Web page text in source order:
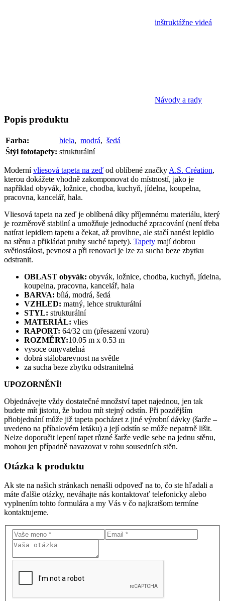
inštruktážne videá
Návody a rady
Popis produktu
Farba: biela, modrá, šedá
Štýl fototapety: strukturální
Modernívliesová tapeta na zeď od oblíbené značky A.S. Création,
kterou dokážete vhodně zakomponovat do místností, jako je
například obyvák, ložnice, chodba, kuchyň, jídelna, koupelna,
pracovna, kancelář, hala.
Vliesová tapeta na zeď je oblíbená díky příjemnému materiálu, který
je rozměrově stabilní a umožňuje jednoduché zpracování (není třeba
natírat lepidlem tapetu a čekat, až provlhne, ale stačí nanést lepidlo
na stěnu a přikládat pruhy suché tapety). Tapety mají dobrou
světlostálost, pevnost a při renovaci je lze za sucha beze zbytku
odstranit.
OBLAST obyvák: obyvák, ložnice, chodba, kuchyň, jídelna,
koupelna, pracovna, kancelář, hala
BARVA: bílá, modrá, šedá
VZHLED: matný, lehce strukturální
STYL: strukturální
MATERIÁL: vlies
RAPORT: 64/32 cm (přesazení vzoru)
ROZMĚRY:10.05 m x 0.53 m
vysoce omyvatelná
dobrá stálobarevnost na světle
za sucha beze zbytku odstranitelná
UPOZORNĚNÍ!
Objednávejte vždy dostatečné množství tapet najednou, jen tak
budete mít jistotu, že budou mít stejný odstín. Při pozdějším
přiobjednání může již tapeta pocházet z jiné výrobní dávky (šarže –
uvedeno na příbalovém letáku) a její odstín se může nepatrně lišit.
Nelze doporučit lepení tapet různé šarže vedle sebe na jednu stěnu,
mohou jen případně navazovat v rohu sousedních stěn.
Otázka k produktu
Ak ste na našich stránkach nenašli odpoveď na to, čo ste hľadali a
máte ďalšie otázky, neváhajte nás kontaktovať telefonicky alebo
vyplnením tohto formulára a my Vás v čo najkratšom termíne
kontaktujeme.